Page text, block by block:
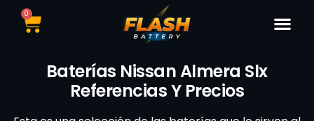
0
Baterías Nissan Almera Slx
Referencias Y Precios